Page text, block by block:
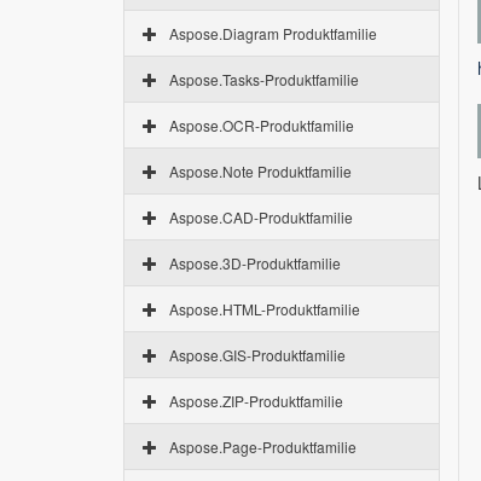
Aspose.Diagram Produktfamilie
Aspose.Tasks-Produktfamilie
Aspose.OCR-Produktfamilie
Aspose.Note Produktfamilie
Aspose.CAD-Produktfamilie
Aspose.3D-Produktfamilie
Aspose.HTML-Produktfamilie
Aspose.GIS-Produktfamilie
Aspose.ZIP-Produktfamilie
Aspose.Page-Produktfamilie